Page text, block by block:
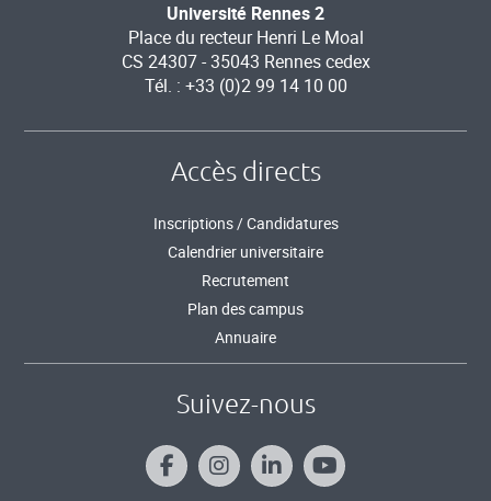
Université Rennes 2
Place du recteur Henri Le Moal
CS 24307 - 35043 Rennes cedex
Tél. : +33 (0)2 99 14 10 00
Accès directs
Inscriptions / Candidatures
Calendrier universitaire
Recrutement
Plan des campus
Annuaire
Suivez-nous